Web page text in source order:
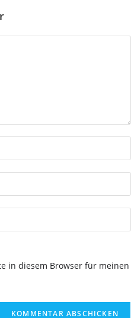
in diesem Browser für meinen